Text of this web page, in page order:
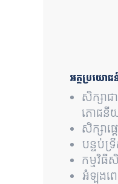
អត្ថប្រយោជ
សិក្សាជ
ភោជនីយ
សិក្សាផ្
បន្ទប់ទ្
កម្មវិធី
អំឡុងពេ